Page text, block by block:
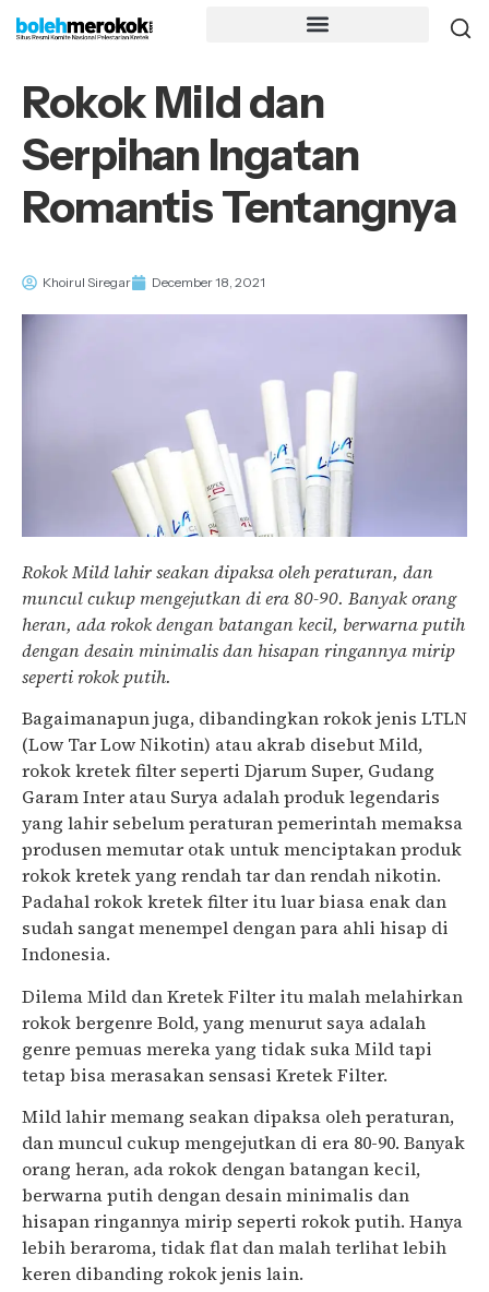
Rokok Mild dan
Serpihan Ingatan
Romantis Tentangnya
Khoirul Siregar December 18, 2021
Rokok Mild lahir seakan dipaksa oleh peraturan, dan
muncul cukup mengejutkan di era 80-90. Banyak orang
heran, ada rokok dengan batangan kecil, berwarna putih
dengan desain minimalis dan hisapan ringannya mirip
seperti rokok putih.
Bagaimanapun juga, dibandingkan rokok jenis LTLN
(Low Tar Low Nikotin) atau akrab disebut Mild,
rokok kretek filter seperti Djarum Super, Gudang
Garam Inter atau Surya adalah produk legendaris
yang lahir sebelum peraturan pemerintah memaksa
produsen memutar otak untuk menciptakan produk
rokok kretek yang rendah tar dan rendah nikotin.
Padahal rokok kretek filter itu luar biasa enak dan
sudah sangat menempel dengan para ahli hisap di
Indonesia.
Dilema Mild dan Kretek Filter itu malah melahirkan
rokok bergenre Bold, yang menurut saya adalah
genre pemuas mereka yang tidak suka Mild tapi
tetap bisa merasakan sensasi Kretek Filter.
Mild lahir memang seakan dipaksa oleh peraturan,
dan muncul cukup mengejutkan di era 80-90. Banyak
orang heran, ada rokok dengan batangan kecil,
berwarna putih dengan desain minimalis dan
hisapan ringannya mirip seperti rokok putih. Hanya
lebih beraroma, tidak flat dan malah terlihat lebih
keren dibanding rokok jenis lain.